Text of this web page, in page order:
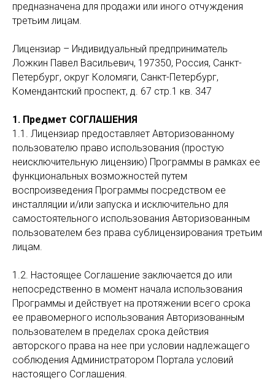
предназначена для продажи или иного отчуждения
третьим лицам.
Лицензиар – Индивидуальный предприниматель
Ложкин Павел Васильевич, 197350, Россия, Санкт-
Петербург, округ Коломяги, Санкт-Петербург,
Комендантский проспект, д. 67 стр.1 кв. 347
1. Предмет СОГЛАШЕНИЯ
1.1. Лицензиар предоставляет Авторизованному
пользователю право использования (простую
неисключительную лицензию) Программы в рамках ее
функциональных возможностей путем
воспроизведения Программы посредством ее
инсталляции и/или запуска и исключительно для
самостоятельного использования Авторизованным
пользователем без права сублицензирования третьим
лицам.
1.2. Настоящее Соглашение заключается до или
непосредственно в момент начала использования
Программы и действует на протяжении всего срока
ее правомерного использования Авторизованным
пользователем в пределах срока действия
авторского права на нее при условии надлежащего
соблюдения Администратором Портала условий
настоящего Соглашения.